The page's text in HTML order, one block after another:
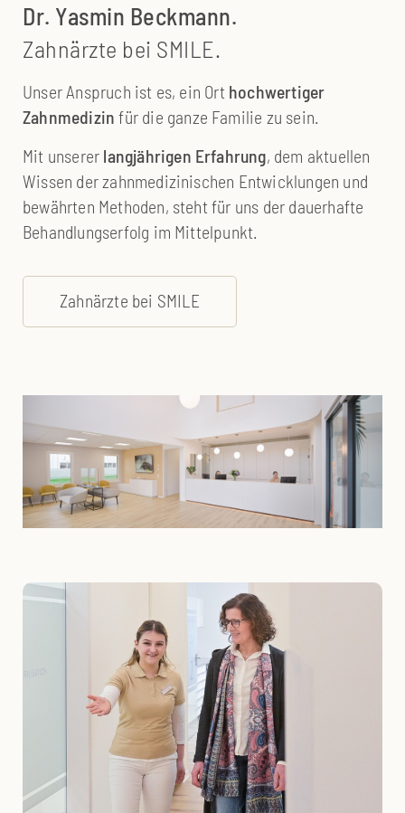
Dr. Yasmin Beckmann.
Zahnärzte bei SMILE.
Unser Anspruch ist es, ein Ort hochwertiger
Zahnmedizin für die ganze Familie zu sein.
Mit unserer langjährigen Erfahrung, dem aktuellen
Wissen der zahnmedizinischen Entwicklungen und
bewährten Methoden, steht für uns der dauerhafte
Behandlungserfolg im Mittelpunkt.
Zahnärzte bei SMILE